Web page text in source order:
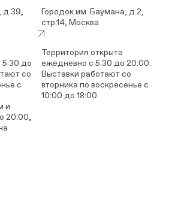
5:30 до
со
с
и
20:00,
Городок им. Баумана, д.2,
стр.14, Москва
Территория открыта
ежедневно с 5:30 до 20:00.
Выставки работают со
вторника по воскресенье с
10:00 до 18:00.